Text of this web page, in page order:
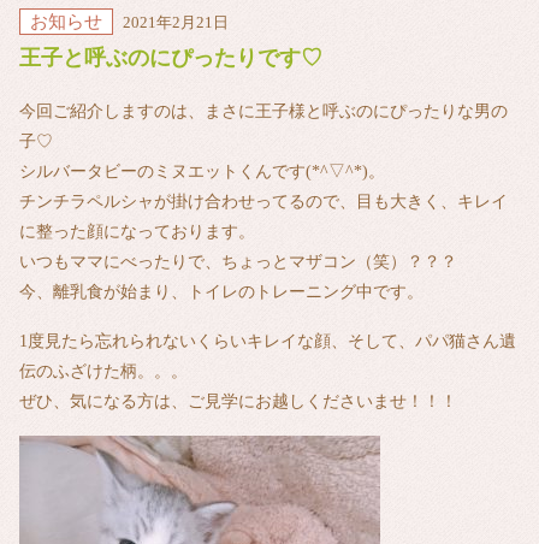
お知らせ 2021年2月21日
王子と呼ぶのにぴったりです♡
今回ご紹介しますのは、まさに王子様と呼ぶのにぴったりな男の
子♡
シルバータビーのミヌエットくんです(*^▽^*)。
チンチラペルシャが掛け合わせってるので、目も大きく、キレイ
に整った顔になっております。
いつもママにべったりで、ちょっとマザコン（笑）？？？
今、離乳食が始まり、トイレのトレーニング中です。
1度見たら忘れられないくらいキレイな顔、そして、パパ猫さん遺
伝のふざけた柄。。。
ぜひ、気になる方は、ご見学にお越しくださいませ！！！